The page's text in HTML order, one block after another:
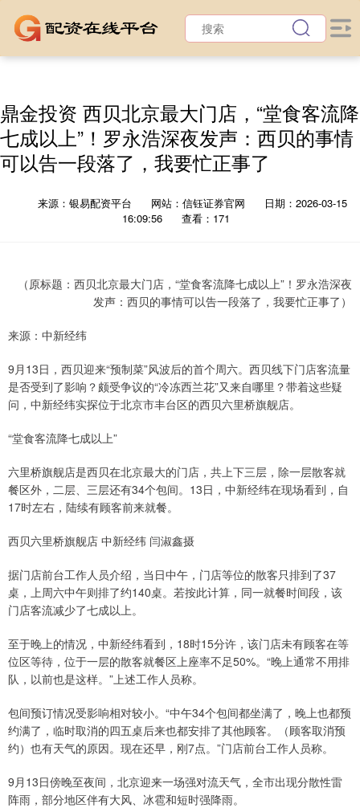
鼎金投资 西贝北京最大门店，“堂食客流降
七成以上”！罗永浩深夜发声：西贝的事情
可以告一段落了，我要忙正事了
来源：银易配资平台 网站：信钰证券官网
日期：2026-03-15
16:09:56
查看：171
（原标题：西贝北京最大门店，“堂食客流降七成以上”！罗永浩深夜
发声：西贝的事情可以告一段落了，我要忙正事了）
来源：中新经纬
9月13日，西贝迎来“预制菜”风波后的首个周六。西贝线下门店客流量
是否受到了影响？颇受争议的“冷冻西兰花”又来自哪里？带着这些疑
问，中新经纬实探位于北京市丰台区的西贝六里桥旗舰店。
“堂食客流降七成以上”
六里桥旗舰店是西贝在北京最大的门店，共上下三层，除一层散客就
餐区外，二层、三层还有34个包间。13日，中新经纬在现场看到，自
17时左右，陆续有顾客前来就餐。
西贝六里桥旗舰店 中新经纬 闫淑鑫摄
据门店前台工作人员介绍，当日中午，门店等位的散客只排到了37
桌，上周六中午则排了约140桌。若按此计算，同一就餐时间段，该
门店客流减少了七成以上。
至于晚上的情况，中新经纬看到，18时15分许，该门店未有顾客在等
位区等待，位于一层的散客就餐区上座率不足50%。“晚上通常不用排
队，以前也是这样。”上述工作人员称。
包间预订情况受影响相对较小。“中午34个包间都坐满了，晚上也都预
约满了，临时取消的四五桌后来也都安排了其他顾客。（顾客取消预
约）也有天气的原因。现在还早，刚7点。”门店前台工作人员称。
9月13日傍晚至夜间，北京迎来一场强对流天气，全市出现分散性雷
阵雨，部分地区伴有大风、冰雹和短时强降雨。